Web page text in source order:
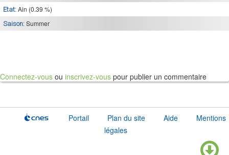
Etat: Ain (0.39 %)
Saison: Summer
Connectez-vous ou inscrivez-vous pour publier un commentaire
Portail Plan du site Aide
Mentions
légales